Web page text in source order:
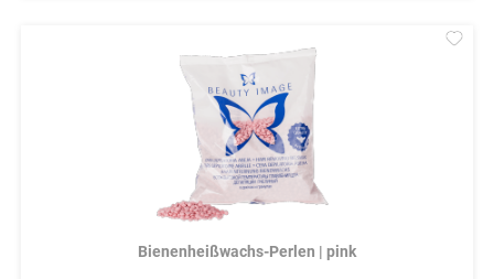
Bienenheißwachs-Perlen | pink